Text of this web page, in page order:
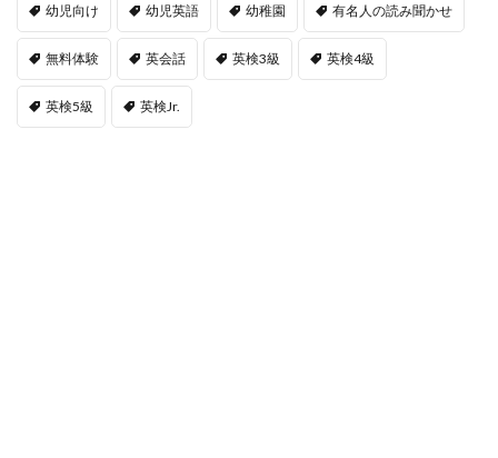
幼児向け 幼児英語 幼稚園 有名人の読み聞かせ
無料体験 英会話 英検3級 英検4級
英検5級 英検Jr.